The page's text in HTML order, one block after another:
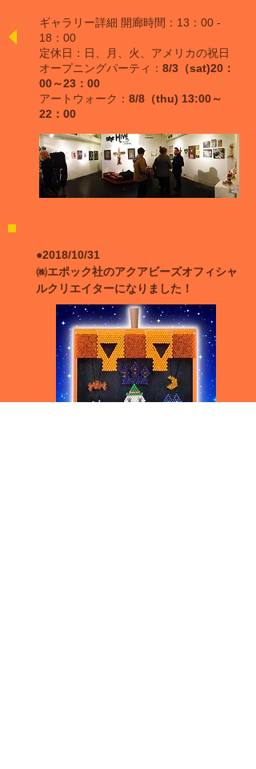
ギャラリー詳細 開廊時間：13：00 -
18：00
定休日：日、月、火、アメリカの祝日
オープニングパーティ： 8/3（sat)20：
00～23：00
アートウォーク： 8/8（thu) 13:00～
22：00
●2018/10/31
㈱エポック社のアクアビーズオフィシャ
ルクリエイターになりました！